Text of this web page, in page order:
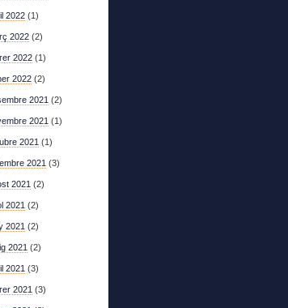
2022 (1)
2022 (2)
2022 (1)
2022 (2)
2021 (2)
2021 (1)
2021 (1)
2021 (3)
2021 (2)
2021 (2)
2021 (2)
2021 (2)
2021 (3)
2021 (3)